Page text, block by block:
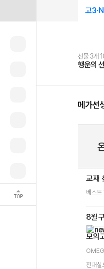
TOP
고
선물 3개
행운의
선물
메가스터
2027 러
강사 공
스마트러
설문
메가패스
3일 무료
메가패스
메가클
사회공헌
희망이룸
메가선
교재
베스트
8월
모의
전대실